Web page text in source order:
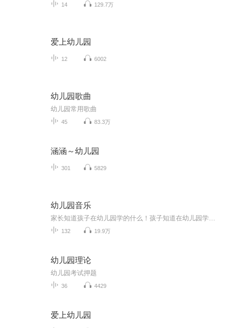
14 129.7万
爱上幼儿园
12 6002
幼儿园歌曲
幼儿园常用歌曲
45 83.3万
涵涵～幼儿园
301 5829
幼儿园音乐
132 19.9万
幼儿园理论
幼儿园考试押题
36 4429
爱上幼儿园